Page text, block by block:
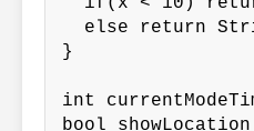
else return
}
int
bool